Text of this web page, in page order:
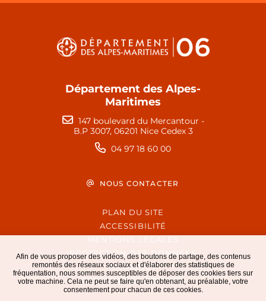
Afin de vous proposer des vidéos, des boutons de partage, des contenus
remontés des réseaux sociaux et d'élaborer des statistiques de
fréquentation, nous sommes susceptibles de déposer des cookies tiers sur
votre machine. Cela ne peut se faire qu'en obtenant, au préalable, votre
consentement pour chacun de ces cookies.
Département des Alpes-
Maritimes
147 boulevard du Mercantour -
B.P 3007, 06201 Nice Cedex 3
04 97 18 60 00
NOUS CONTACTER
PLAN DU SITE
ACCESSIBILITÉ
MENTIONS LÉGALES
PROTECTION DES DONNÉES
EXTRANET
GESTION DES COOKIES